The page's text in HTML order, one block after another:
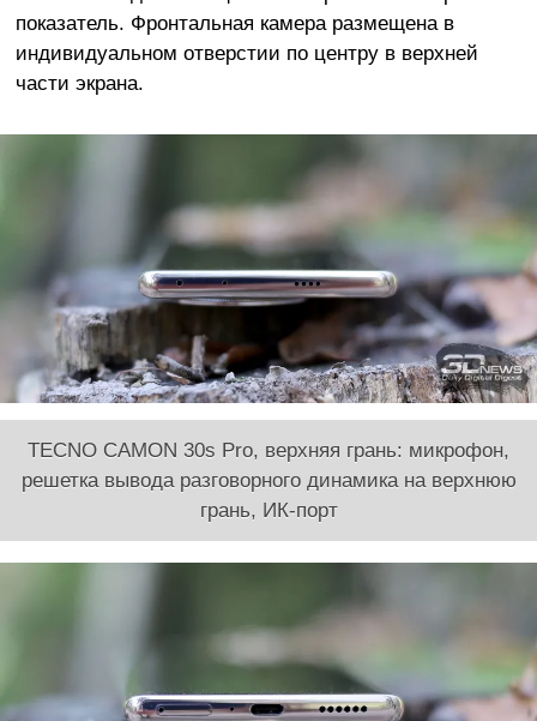
показатель. Фронтальная камера размещена в
индивидуальном отверстии по центру в верхней
части экрана.
TECNO CAMON 30s Pro, верхняя грань: микрофон,
решетка вывода разговорного динамика на верхнюю
грань, ИК-порт